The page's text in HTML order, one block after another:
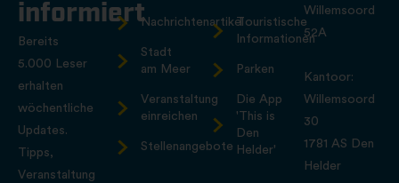
informiert
Bereits
5.000 Leser
erhalten
wöchentliche
Updates.
Tipps,
Veranstaltung
Nachrichtenartikel
Stadt
am Meer
Veranstaltung
einreichen
Stellenangebote
Touristische
Informationen
Parken
Die App
'This is
Den
Helder'
Willemsoord
52A
Kantoor:
Willemsoord
30
1781 AS Den
Helder